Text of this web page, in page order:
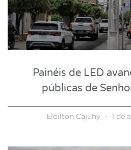
Painéis de LED
públicas de
Eloilton Cajuhy 1 de